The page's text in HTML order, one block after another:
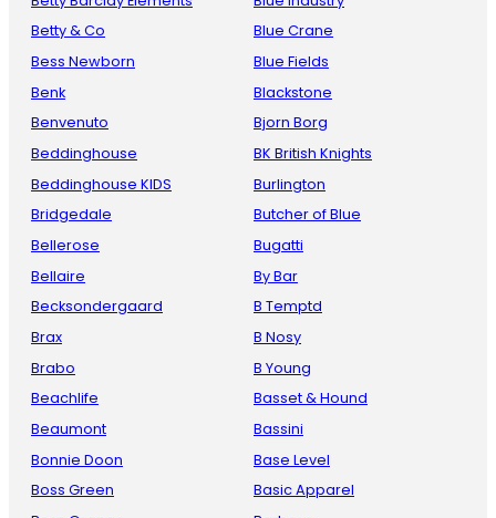
Betty & Co
Bess Newborn
Benk
Benvenuto
Beddinghouse
Beddinghouse KIDS
Bridgedale
Bellerose
Bellaire
Becksondergaard
Brax
Brabo
Beachlife
Beaumont
Bonnie Doon
Boss Green
Blue Crane
Blue Fields
Blackstone
Bjorn Borg
BK British Knights
Burlington
Butcher of Blue
Bugatti
By Bar
B Temptd
B Nosy
B Young
Basset & Hound
Bassini
Base Level
Basic Apparel